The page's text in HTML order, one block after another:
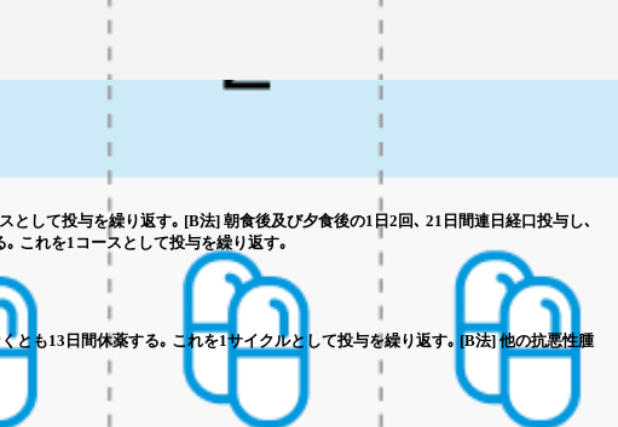
して投与を繰り返す｡ [B法] 朝食後及び夕食後の1日2回､ 21日間連日経口投与し､
これを1コースとして投与を繰り返す｡
とも13日間休薬する｡ これを1サイクルとして投与を繰り返す｡ [B法] 他の抗悪性腫